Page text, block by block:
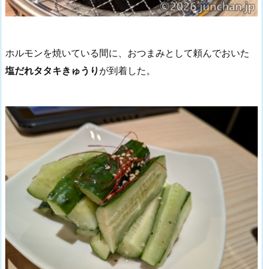
ホルモンを焼いている間に、おつまみとして頼んでおいた
塩だれタタキきゅうり が到着した。